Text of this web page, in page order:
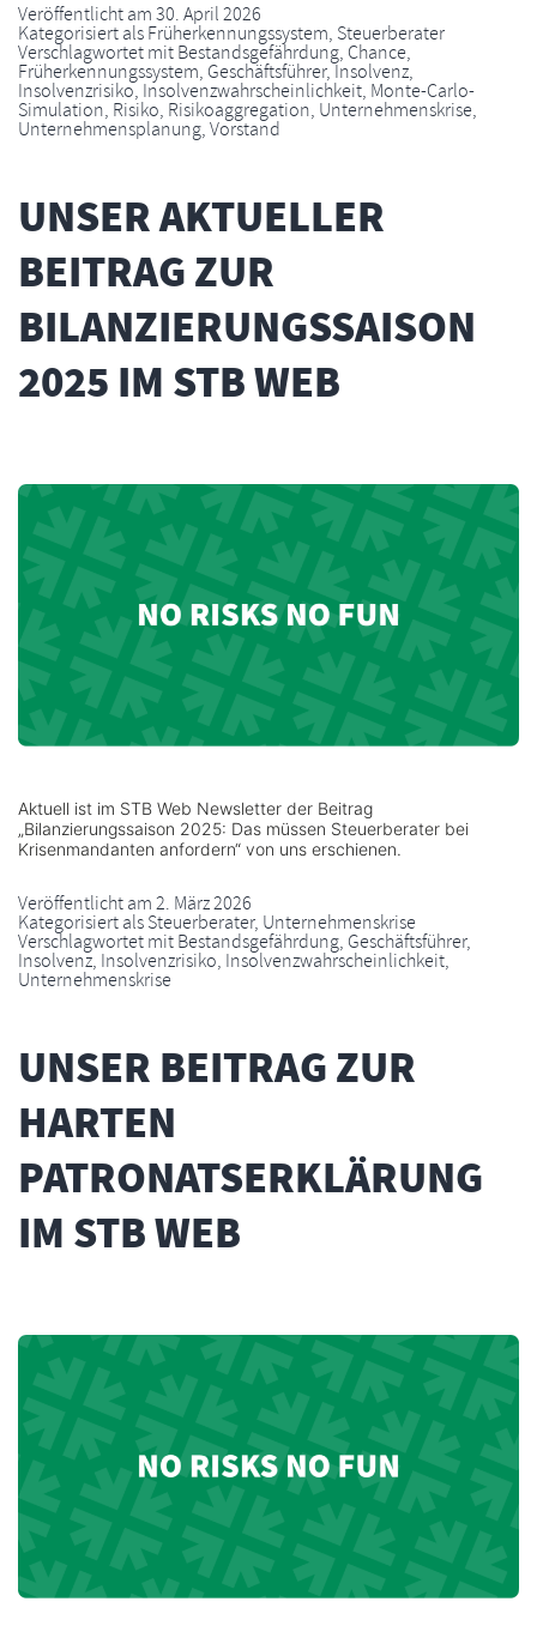
Veröffentlicht am30. April 2026
Kategorisiert alsFrüherkennungssystem, Steuerberater
Verschlagwortet mitBestandsgefährdung, Chance,
Früherkennungssystem, Geschäftsführer,Insolvenz,
Insolvenzrisiko, Insolvenzwahrscheinlichkeit, Monte-Carlo-
Simulation, Risiko, Risikoaggregation, Unternehmenskrise,
Unternehmensplanung,Vorstand
UNSER AKTUELLER
BEITRAG ZUR
BILANZIERUNGSSAISON
2025 IM STB WEB
Aktuell ist im STB Web Newsletter der Beitrag
„Bilanzierungssaison 2025: Das müssen Steuerberater bei
Krisenmandanten anfordern“ von uns erschienen.
Veröffentlicht am2. März 2026
Kategorisiert alsSteuerberater, Unternehmenskrise
Verschlagwortet mitBestandsgefährdung, Geschäftsführer,
Insolvenz, Insolvenzrisiko, Insolvenzwahrscheinlichkeit,
Unternehmenskrise
UNSER BEITRAG ZUR
HARTEN
PATRONATSERKLÄRUNG
IM STB WEB